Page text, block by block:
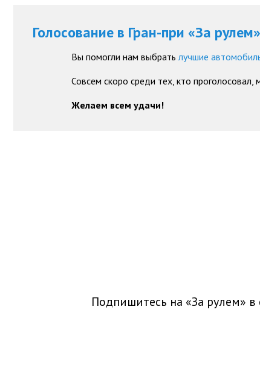
Голосование в Гран-при «За
Вы помогли нам выбрать лучшие
Совсем скоро среди тех, кто проголосовал,
Желаем всем удачи!
Подпишитесь на «За рулем» в